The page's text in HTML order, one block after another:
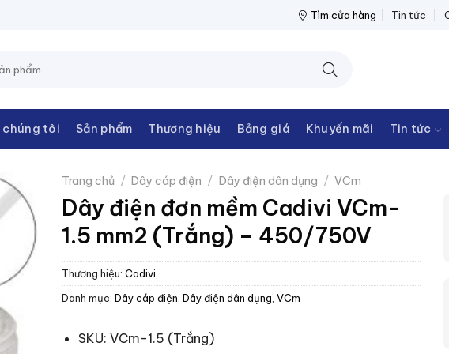
THANH CHÂU NPP THIẾT BỊ ĐIỆN THANH
Tìm cửa hàng Tin tức
chúng tôi Sản phẩm Thương hiệu Bảng giá Khuyến mãi Tin tức
Trang chủ / Dây cáp điện / Dây điện dân dụng / VCm
Dây điện đơn mềm Cadivi VCm-
1.5 mm2 (Trắng) – 450/750V
Thương hiệu: Cadivi
Danh mục: Dây cáp điện Dây điện dân dụng VCm
SKU: VCm-1.5 (Trắng)